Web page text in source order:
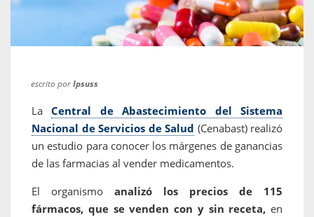
escrito porIpsuss
LaCentral de Abastecimiento del Sistema
Nacional de Servicios de Salud (Cenabast) realizó
un estudio para conocer los márgenes de ganancias
de las farmacias al vender medicamentos.
El organismo analizó los precios de 115
fármacos, que se venden con y sin receta, en